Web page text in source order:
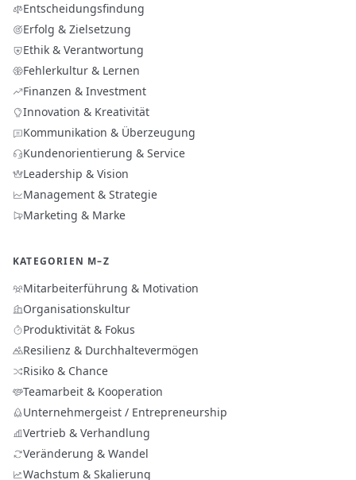
Entscheidungsfindung
Erfolg & Zielsetzung
Ethik & Verantwortung
Fehlerkultur & Lernen
Finanzen & Investment
Innovation & Kreativität
Kommunikation & Überzeugung
Kundenorientierung & Service
Leadership & Vision
Management & Strategie
Marketing & Marke
KATEGORIEN M–Z
Mitarbeiterführung & Motivation
Organisationskultur
Produktivität & Fokus
Resilienz & Durchhaltevermögen
Risiko & Chance
Teamarbeit & Kooperation
Unternehmergeist / Entrepreneurship
Vertrieb & Verhandlung
Veränderung & Wandel
Wachstum & Skalierung